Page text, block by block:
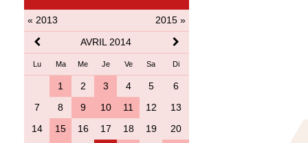
« 2013
2015 »
AVRIL 2014
Lu Ma Me Je Ve Sa Di
1 2 3 4 5
6
7
8 9 10 11 12
13
14
15 16 17 18 19
20